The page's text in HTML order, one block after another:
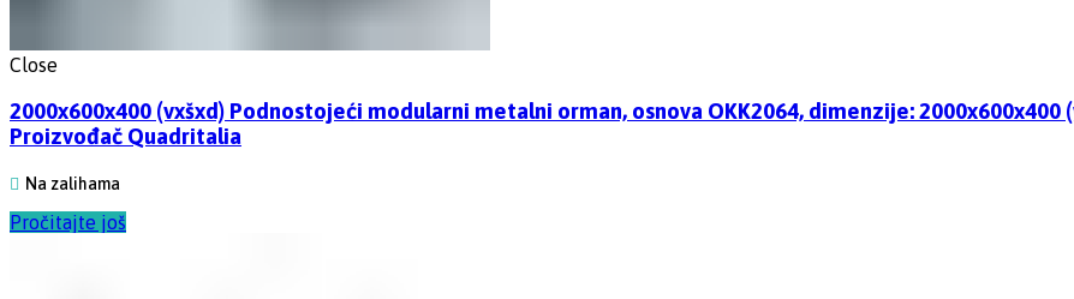
Close
2000x600x400 (vxšxd) Podnostojeći modularni metalni orman, osnova OKK2064, dimenzije: 2000x600x400
Proizvođač Quadritalia
Na zalihama
Pročitajte još